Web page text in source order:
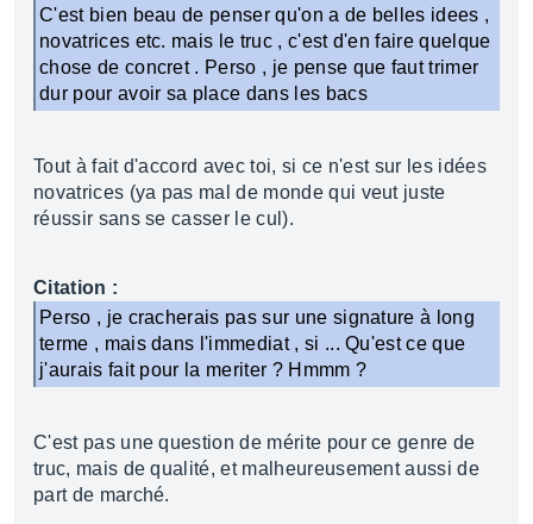
C'est bien beau de penser qu'on a de belles idees ,
novatrices etc. mais le truc , c'est d'en faire quelque
chose de concret . Perso , je pense que faut trimer
dur pour avoir sa place dans les bacs
Tout à fait d'accord avec toi, si ce n'est sur les idées
novatrices (ya pas mal de monde qui veut juste
réussir sans se casser le cul).
Citation :
Perso , je cracherais pas sur une signature à long
terme , mais dans l'immediat , si ... Qu'est ce que
j'aurais fait pour la meriter ? Hmmm ?
C'est pas une question de mérite pour ce genre de
truc, mais de qualité, et malheureusement aussi de
part de marché.